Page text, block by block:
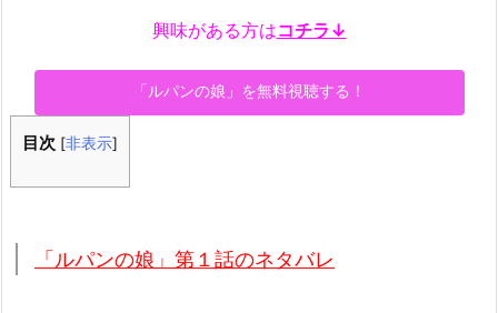
興味がある方はコチラ↓
「ルパンの娘」を無料視聴する！
目次 [非表示]
「ルパンの娘」第１話のネタバレ